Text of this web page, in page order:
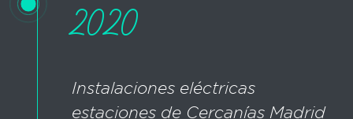
2020
Instalaciones eléctricas
estaciones de Cercanías Madrid